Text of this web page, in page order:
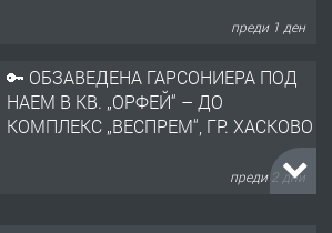
преди 1 ден
🔑 ОБЗАВЕДЕНА ГАРСОНИЕРА ПОД
НАЕМ В КВ. „ОРФЕЙ“ – ДО
КОМПЛЕКС „ВЕСПРЕМ“, ГР. ХАСКОВО
преди 2 дни